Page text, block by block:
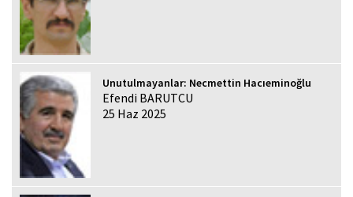
Unutulmayanlar: Necmettin Hacıeminoğlu
Efendi BARUTCU
25 Haz 2025